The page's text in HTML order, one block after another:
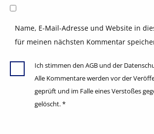
Name, E-Mail-Adresse und Website in
für meinen nächsten Kommentar
Ich stimmen den AGB und der
Alle Kommentare werden vor der
geprüft und im Falle eines Verstoßes
gelöscht.*